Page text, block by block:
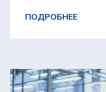
ПОДРОБНЕЕ